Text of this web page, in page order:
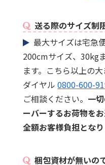
送る際のサイズ制
最大サイズは宅急
200cmサイズ、30kg
ます。こちら以上の
ダイヤル0800-600-
ご相談ください。 一
ーバーするお荷物を
全額お客様負担とな
梱包資材が無いの